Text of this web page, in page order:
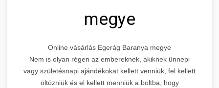
megye
Online vásárlás Egerág Baranya megye
Nem is olyan régen az embereknek, akiknek ünnepi
vagy születésnapi ajándékokat kellett venniük, fel kellett
öltözniük és el kellett menniük a boltba, hogy